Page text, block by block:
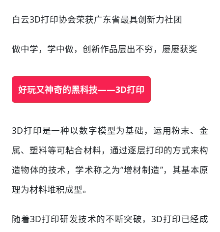
白云3D打印协会荣获广东省最具创新力社团
做中学，学中做，创新作品层出不穷，屡屡获奖
好玩又神奇的黑科技——3D打印
3D打印是一种以数字模型为基础，运用粉末、金
属、塑料等可粘合材料，通过逐层打印的方式来构
造物体的技术，学术称之为“增材制造”，其基本原
理为材料堆积成型。
随着3D打印研发技术的不断突破，3D打印已经成